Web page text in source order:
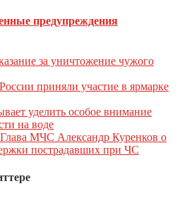
предупреждения
за уничтожение чужого
приняли участие в ярмарке
уделить особое внимание
на воде
Глава МЧС Александр Куренков о
пострадавших при ЧС